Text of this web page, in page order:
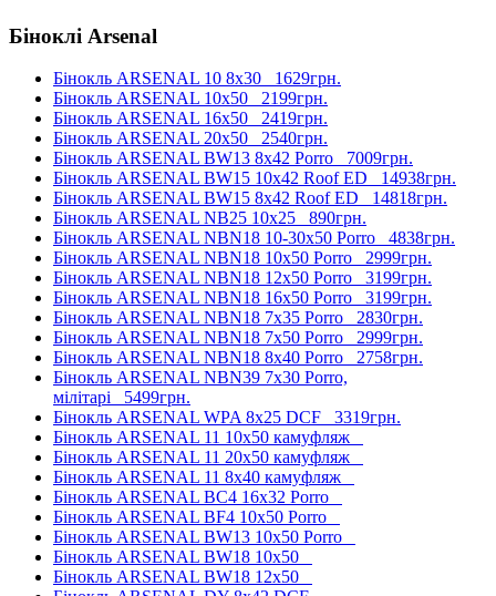
Біноклі Arsenal
Бінокль ARSENAL 10 8x30 1629грн.
Бінокль ARSENAL 10x50 2199грн.
Бінокль ARSENAL 16x50 2419грн.
Бінокль ARSENAL 20x50 2540грн.
Бінокль ARSENAL BW13 8x42 Porro 7009грн.
Бінокль ARSENAL BW15 10x42 Roof ED 14938грн.
Бінокль ARSENAL BW15 8x42 Roof ED 14818грн.
Бінокль ARSENAL NB25 10x25 890грн.
Бінокль ARSENAL NBN18 10-30x50 Porro 4838грн.
Бінокль ARSENAL NBN18 10x50 Porro 2999грн.
Бінокль ARSENAL NBN18 12x50 Porro 3199грн.
Бінокль ARSENAL NBN18 16x50 Porro 3199грн.
Бінокль ARSENAL NBN18 7x35 Porro 2830грн.
Бінокль ARSENAL NBN18 7x50 Porro 2999грн.
Бінокль ARSENAL NBN18 8x40 Porro 2758грн.
Бінокль ARSENAL NBN39 7x30 Porro,
мілітарі 5499грн.
Бінокль ARSENAL WPA 8x25 DCF 3319грн.
Бінокль ARSENAL 11 10x50 камуфляж
Бінокль ARSENAL 11 20x50 камуфляж
Бінокль ARSENAL 11 8x40 камуфляж
Бінокль ARSENAL BC4 16x32 Porro
Бінокль ARSENAL BF4 10x50 Porro
Бінокль ARSENAL BW13 10x50 Porro
Бінокль ARSENAL BW18 10x50
Бінокль ARSENAL BW18 12x50